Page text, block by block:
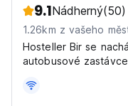
9.1Nádherný(50)
1.26km z vašeho
Hosteller Bir se
autobusové
houpací sítí, ohniště